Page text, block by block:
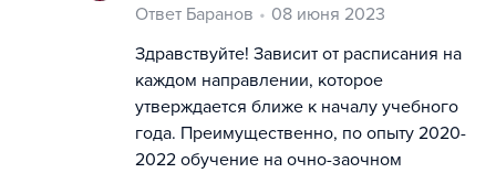
Ответ Баранов
08 июня 2023
Здравствуйте! Зависит от расписания на
каждом направлении, которое
утверждается ближе к началу учебного
года. Преимущественно, по опыту 2020-
2022 обучение на очно-заочном